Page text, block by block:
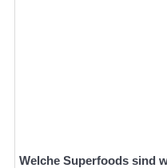
Welche Superfoods sind